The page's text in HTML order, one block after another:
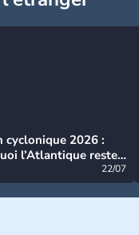
cyclonique 2026 :
l’Atlantique reste
22/07